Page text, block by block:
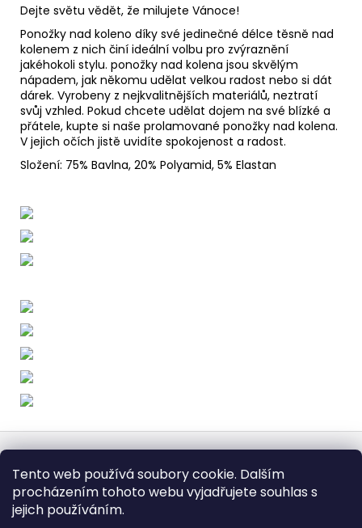
Tento web používá soubory cookie. Dalším
procházením tohoto webu vyjadřujete souhlas s
jejich používáním.
Dejte světu vědět, že milujete Vánoce!
Ponožky nad koleno díky své jedinečné délce těsně nad
kolenem z nich činí ideální volbu pro zvýraznění
jakéhokoli stylu. ponožky nad kolena jsou skvělým
nápadem, jak někomu udělat velkou radost nebo si dát
dárek. Vyrobeny z nejkvalitnějších materiálů, neztratí
svůj vzhled. Pokud chcete udělat dojem na své blízké a
přátele, kupte si naše prolamované ponožky nad kolena.
V jejich očích jistě uvidíte spokojenost a radost.
Složení: 75% Bavlna, 20% Polyamid, 5% Elastan
Z
á
a
Formulář pro vrátení - stáhněte
Vrácení zboží
Dopravy a platby BEZPEČNÝ NÁKUP
Podmínky ochrany osobních údajů